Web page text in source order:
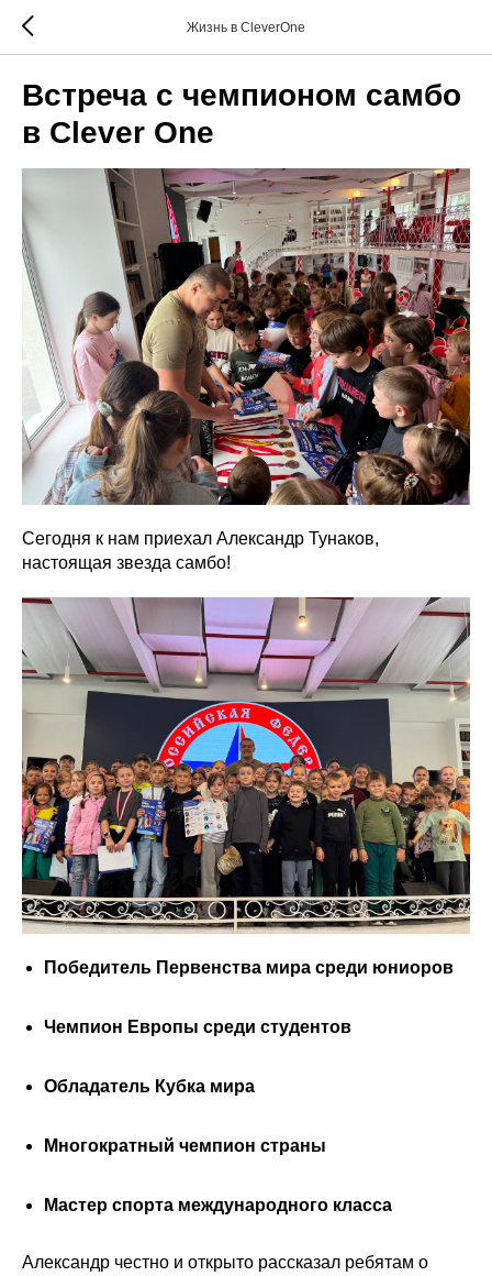
Жизнь в CleverOne
Встреча с чемпионом самбо
в Clever One
Сегодня к нам приехал Александр Тунаков,
настоящая звезда самбо!
Победитель Первенства мира среди юниоров
Чемпион Европы среди студентов
Обладатель Кубка мира
Многократный чемпион страны
Мастер спорта международного класса
Александр честно и открыто рассказал ребятам о